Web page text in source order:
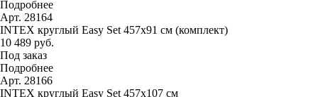
Подробнее
Арт. 28164
INTEX круглый Easy Set 457х91 см (комплект)
10 489 руб.
Под заказ
Подробнее
Арт. 28166
INTEX круглый Easy Set 457х107 см